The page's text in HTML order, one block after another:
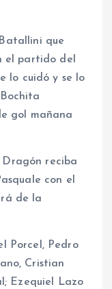
que
el partido del
lo cuidó y se lo
gol mañana
Dragón reciba
con el
de la
Porcel, Pedro
Cristian
Ezequiel Lazo